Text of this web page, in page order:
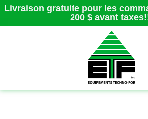
Livraison gratuite pour les
200 $ avant